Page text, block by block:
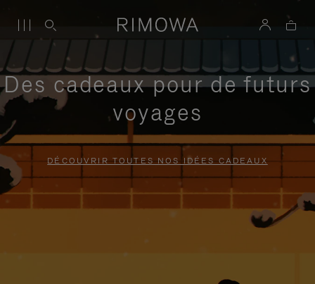
Des cadeaux pour de futurs
voyages
DÉCOUVRIR TOUTES NOS IDÉES CADEAUX